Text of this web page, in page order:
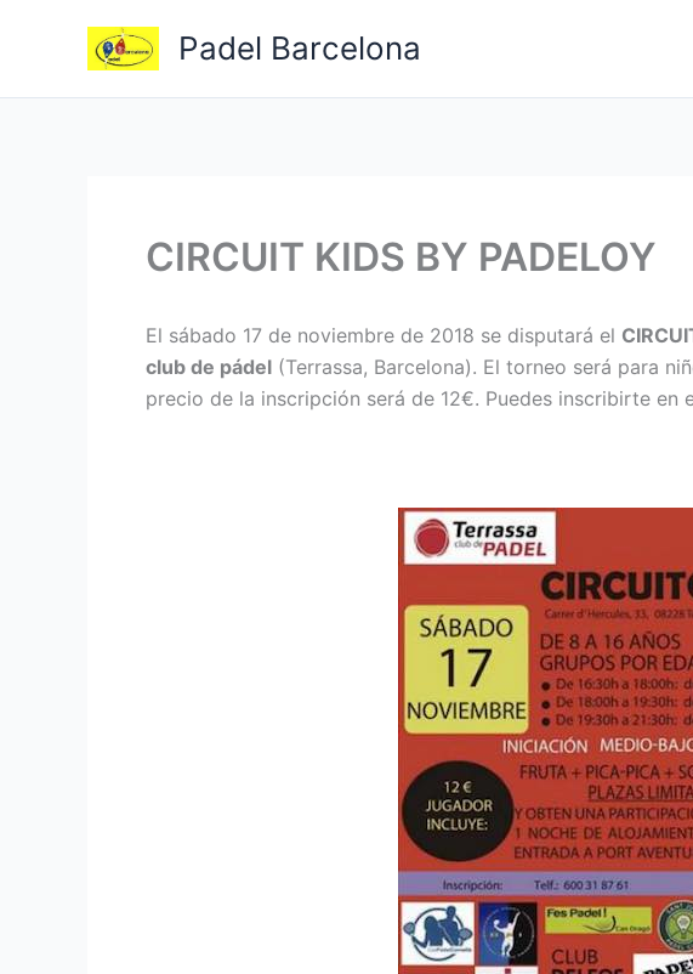
contenido
Padel Barcelona
CIRCUIT KIDS BY PADELOY
El sábado 17 de noviembre de 2018 se disputará el
club de pádel (Terrassa, Barcelona). El torneo será para
precio de la inscripción será de 12€. Puedes inscribirte en